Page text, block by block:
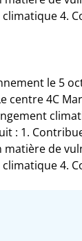
4.
le 5
centre 4C
: 1.
matière de
4.